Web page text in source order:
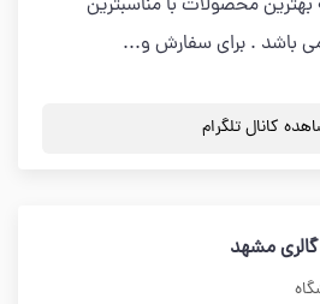
بهترین محصولات با مناسبترین
می باشد . برای سفارش و...
کانال تلگرام
مشهد